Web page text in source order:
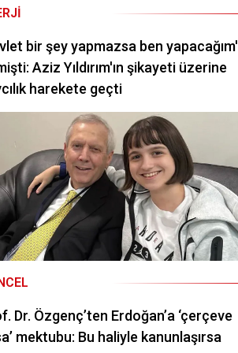
bir şey yapmazsa ben yapacağım'
Aziz Yıldırım'ın şikayeti üzerine
harekete geçti
Dr. Özgenç’ten Erdoğan’a ‘çerçeve
mektubu: Bu haliyle kanunlaşırsa